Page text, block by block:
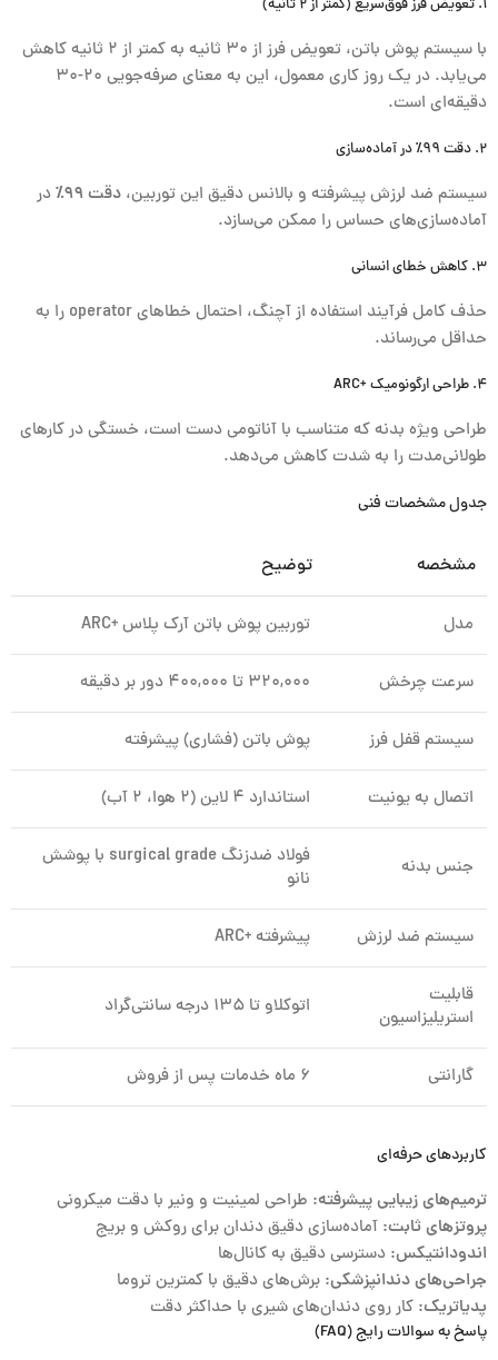
۱. تعویض فرز فوق‌سریع (کمتر از ۲ ثانیه)
با سیستم پوش باتن، تعویض فرز از ۳۰ ثانیه به کمتر از ۲ ثانیه کاهش
می‌یابد. در یک روز کاری معمول، این به معنای صرفه‌جویی ۲۰-۳۰
دقیقه‌ای است.
۲. دقت ۹۹٪ در آماده‌سازی
سیستم ضد لرزش پیشرفته و بالانس دقیق این توربین، دقت ۹۹٪
در
آماده‌سازی‌های حساس را ممکن می‌سازد.
۳. کاهش خطای انسانی
حذف کامل فرآیند استفاده از آچنگ، احتمال خطاهای operator را به
حداقل می‌رساند.
۴. طراحی ارگونومیک +ARC
طراحی ویژه بدنه که متناسب با آناتومی دست است، خستگی در کارهای
طولانی‌مدت را به شدت کاهش می‌دهد.
جدول مشخصات فنی
مشخصه توضیح
مدل توربین پوش باتن آرک پلاس +ARC
سرعت چرخش ۳۲۰,۰۰۰ تا ۴۰۰,۰۰۰ دور بر دقیقه
سیستم قفل فرز پوش باتن (فشاری) پیشرفته
اتصال به یونیت استاندارد ۴ لاین (۲ هوا، ۲ آب)
جنس بدنه
فولاد ضدزنگ surgical grade با پوشش
نانو
سیستم ضد لرزش پیشرفته +ARC
قابلیت
استریلیزاسیون
اتوکلاو تا ۱۳۵ درجه سانتی‌گراد
گارانتی ۶ ماه خدمات پس از فروش
کاربردهای حرفه‌ای
ترمیم‌های زیبایی پیشرفته: طراحی لمینیت و ونیر با دقت میکرونی
پروتزهای ثابت: آماده‌سازی دقیق دندان برای روکش و بریج
اندودانتیکس: دسترسی دقیق به کانال‌ها
جراحی‌های دندانپزشکی: برش‌های دقیق با کمترین تروما
پدیاتریک: کار روی دندان‌های شیری با حداکثر دقت
پاسخ به سوالات رایج (FAQ)